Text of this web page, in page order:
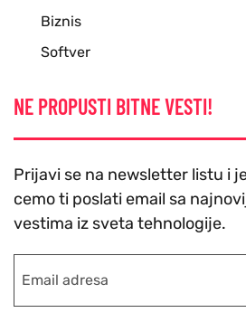
Biznis
Softver
NE PROPUSTI BITNE VESTI!
Prijavi se na newsletter listu i
cemo ti poslati email sa
vestima iz sveta tehnologije.